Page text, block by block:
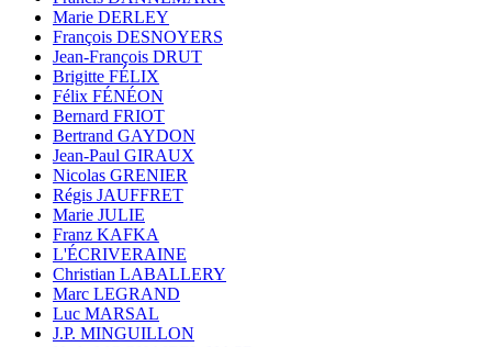
Marie DERLEY
François DESNOYERS
Jean-François DRUT
Brigitte FÉLIX
Félix FÉNÉON
Bernard FRIOT
Bertrand GAYDON
Jean-Paul GIRAUX
Nicolas GRENIER
Régis JAUFFRET
Marie JULIE
Franz KAFKA
L'ÉCRIVERAINE
Christian LABALLERY
Marc LEGRAND
Luc MARSAL
J.P. MINGUILLON